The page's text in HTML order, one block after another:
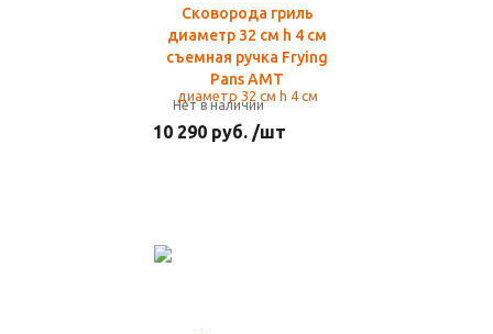
Сковорода гриль
диаметр 32 см h 4 см
съемная ручка Frying
Pans AMT
Нет в наличии
10 290 руб. /шт